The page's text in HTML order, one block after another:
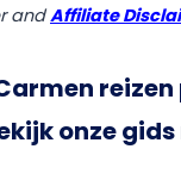
andAffiliate
onze